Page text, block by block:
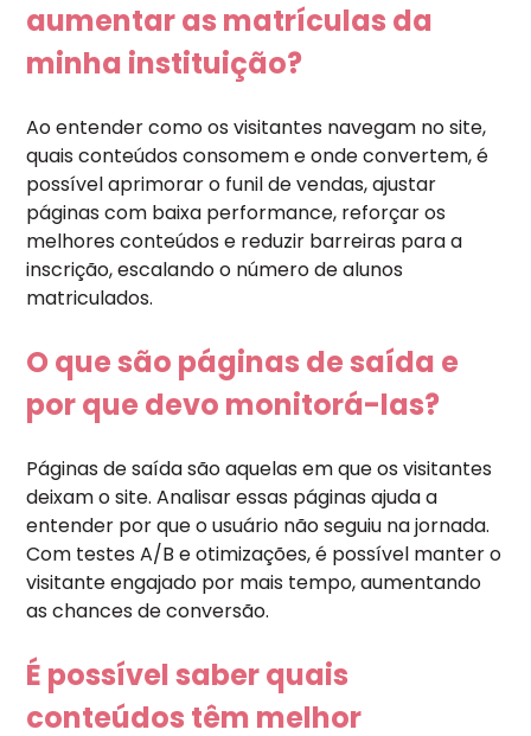
aumentar as matrículas da
minha instituição?
Ao entender como os visitantes navegam no site,
quais conteúdos consomem e onde convertem, é
possível aprimorar o funil de vendas, ajustar
páginas com baixa performance, reforçar os
melhores conteúdos e reduzir barreiras para a
inscrição, escalando o número de alunos
matriculados.
O que são páginas de saída e
por que devo monitorá-las?
Páginas de saída são aquelas em que os visitantes
deixam o site. Analisar essas páginas ajuda a
entender por que o usuário não seguiu na jornada.
Com testes A/B e otimizações, é possível manter o
visitante engajado por mais tempo, aumentando
as chances de conversão.
É possível saber quais
conteúdos têm melhor